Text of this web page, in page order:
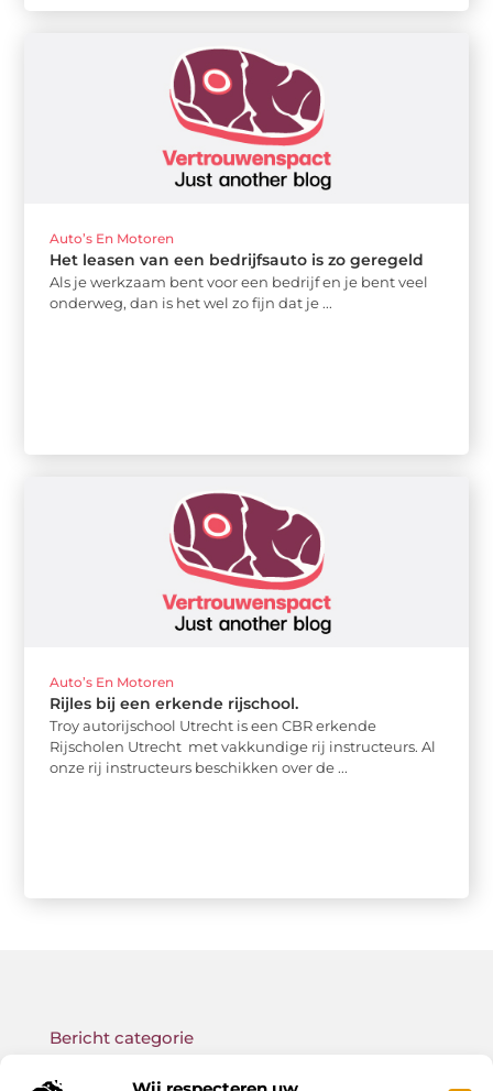
Auto’s En Motoren
Het leasen van een bedrijfsauto is zo geregeld
Als je werkzaam bent voor een bedrijf en je bent veel
onderweg, dan is het wel zo fijn dat je ...
Auto’s En Motoren
Rijles bij een erkende rijschool.
Troy autorijschool Utrecht is een CBR erkende
Rijscholen Utrecht met vakkundige rij instructeurs. Al
onze rij instructeurs beschikken over de ...
Bericht categorie